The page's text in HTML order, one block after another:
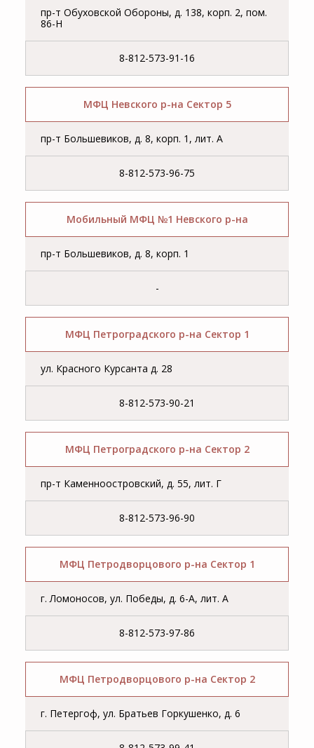
пр-т Обуховской Обороны, д. 138, корп. 2, пом.
86-Н
8-812-573-91-16
МФЦ Невского р-на Сектор 5
пр-т Большевиков, д. 8, корп. 1, лит. А
8-812-573-96-75
Мобильный МФЦ №1 Невского р-на
пр-т Большевиков, д. 8, корп. 1
-
МФЦ Петроградского р-на Сектор 1
ул. Красного Курсанта д. 28
8-812-573-90-21
МФЦ Петроградского р-на Сектор 2
пр-т Каменноостровский, д. 55, лит. Г
8-812-573-96-90
МФЦ Петродворцового р-на Сектор 1
г. Ломоносов, ул. Победы, д. 6-А, лит. А
8-812-573-97-86
МФЦ Петродворцового р-на Сектор 2
г. Петергоф, ул. Братьев Горкушенко, д. 6